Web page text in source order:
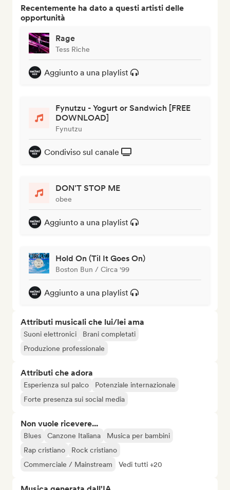
Recentemente ha dato a questi artisti delle
opportunità
Rage
Tess Riche
Aggiunto a una playlist
Fynutzu - Yogurt or Sandwich [FREE
DOWNLOAD]
Fynutzu
Condiviso sul canale
DON'T STOP ME
obee
Aggiunto a una playlist
Hold On (Til It Goes On)
Boston Bun / Circa '99
Aggiunto a una playlist
Attributi musicali che lui/lei ama
Suoni elettronici
Brani completati
Produzione professionale
Attributi che adora
Esperienza sul palco
Potenziale internazionale
Forte presenza sui social media
Non vuole ricevere...
Blues Canzone Italiana
Musica per bambini
Rap cristiano
Rock cristiano
Commerciale / Mainstream
Vedi tutti +20